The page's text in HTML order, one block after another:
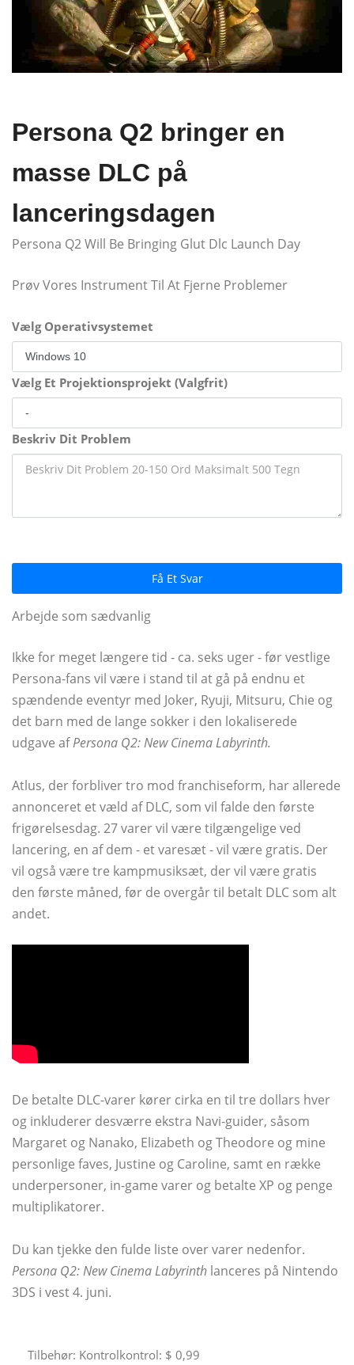
Persona Q2 bringer en
masse DLC på
lanceringsdagen
Persona Q2 Will Be Bringing Glut Dlc Launch Day
Prøv Vores Instrument Til At Fjerne Problemer
Vælg Operativsystemet
Vælg Et Projektionsprojekt (Valgfrit)
Beskriv Dit Problem
Få Et Svar
Arbejde som sædvanlig
Ikke for meget længere tid - ca. seks uger - før vestlige
Persona-fans vil være i stand til at gå på endnu et
spændende eventyr med Joker, Ryuji, Mitsuru, Chie og
det barn med de lange sokker i den lokaliserede
udgave afPersona Q2: New Cinema Labyrinth.
Atlus, der forbliver tro mod franchiseform, har allerede
annonceret et væld af DLC, som vil falde den første
frigørelsesdag. 27 varer vil være tilgængelige ved
lancering, en af ​​dem - et varesæt - vil være gratis. Der
vil også være tre kampmusiksæt, der vil være gratis
den første måned, før de overgår til betalt DLC som alt
andet.
De betalte DLC-varer kører cirka en til tre dollars hver
og inkluderer desværre ekstra Navi-guider, såsom
Margaret og Nanako, Elizabeth og Theodore og mine
personlige faves, Justine og Caroline, samt en række
underpersoner, in-game varer og betalte XP og penge
multiplikatorer.
Du kan tjekke den fulde liste over varer nedenfor.
Persona Q2: New Cinema Labyrinth lanceres på Nintendo
3DS i vest 4. juni.
Tilbehør: Kontrolkontrol: $ 0,99